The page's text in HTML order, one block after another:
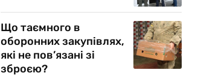
Що таємного в
оборонних закупівлях,
які не пов’язані зі
зброєю?